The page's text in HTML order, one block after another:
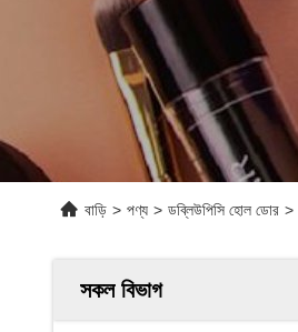
বাড়ি > পণ্য > ডব্লিউপিসি হোল ডোর >
সকল বিভাগ